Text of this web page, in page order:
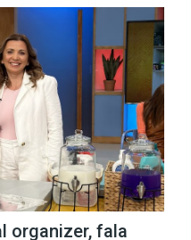
organizer, fala